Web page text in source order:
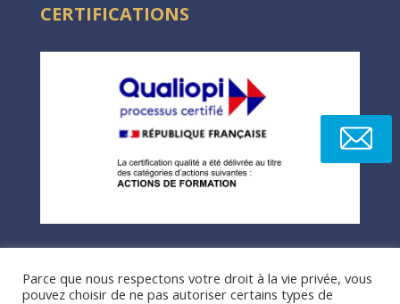
CERTIFICATIONS
Parce que nous respectons votre droit à la vie privée, vous
pouvez choisir de ne pas autoriser certains types de